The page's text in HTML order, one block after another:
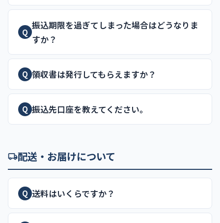
Q
振込期限を過ぎてしまった場合はどうなりま
すか？
Q 領収書は発行してもらえますか？
Q 振込先口座を教えてください。
配送・お届けについて
Q 送料はいくらですか？